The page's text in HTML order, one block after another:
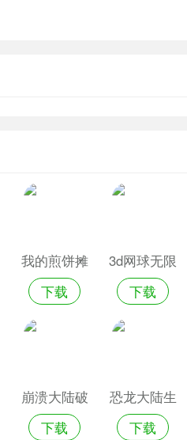
我的煎饼摊
无限钞票版
下载
3d网球无限
钞票版
下载
崩溃大陆破
解版资源无
下载
恐龙大陆生
存破解版无
下载